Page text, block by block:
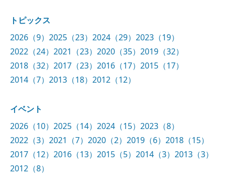
トピックス
2026（9） 2025（23） 2024（29） 2023（19）
2022（24） 2021（23） 2020（35） 2019（32）
2018（32） 2017（23） 2016（17） 2015（17）
2014（7） 2013（18） 2012（12）
イベント
2026（10） 2025（14） 2024（15） 2023（8）
2022（3） 2021（7） 2020（2） 2019（6） 2018（15）
2017（12） 2016（13） 2015（5） 2014（3） 2013（3）
2012（8）